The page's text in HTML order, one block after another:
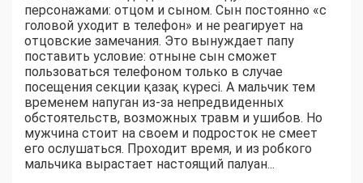
персонажами: отцом и сыном. Сын постоянно «с
головой уходит в телефон» и не реагирует на
отцовские замечания. Это вынуждает папу
поставить условие: отныне сын сможет
пользоваться телефоном только в случае
посещения секции қазақ күресі. А мальчик тем
временем напуган из-за непредвиденных
обстоятельств, возможных травм и ушибов. Но
мужчина стоит на своем и подросток не смеет
его ослушаться. Проходит время, и из робкого
мальчика вырастает настоящий палуан...